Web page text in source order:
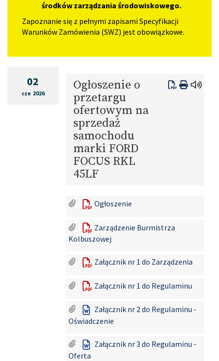
środków zarządzania środowiskowego.
Zapoznanie się z pełnymi zapisami Specyfikacji
Warunków Zamówienia (SWZ) jest obowiązkowe.
02
cze 2026
Ogłoszenie o
przetargu
ofertowym na
sprzedaż
samochodu
marki FORD
FOCUS RKL
45LF
Ogłoszenie
Zarządzenie Burmistrza
Kolbuszowej
Załącznik nr 1 do Zarządzenia
Załącznik nr 1 do Regulaminu
Załącznik nr 2 do Regulaminu -
Oświadczenie
Załącznik nr 3 do Regulaminu -
Oferta